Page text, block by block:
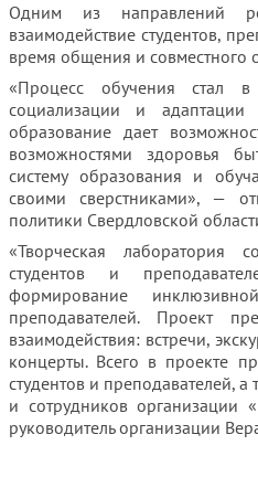
Одним из направлений
взаимодействие студентов,
время общения и совместного
«Процесс обучения стал
социализации и
образование дает
возможностями здоровья
систему образования и
своими сверстниками», —
политики Свердловской
«Творческая лаборатория
студентов и
формирование
преподавателей. Проект
взаимодействия: встречи,
концерты. Всего в проекте
студентов и преподавателей,
и сотрудников организации
руководитель организации